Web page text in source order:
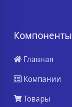
Компоненты
Главная
Компании
Товары